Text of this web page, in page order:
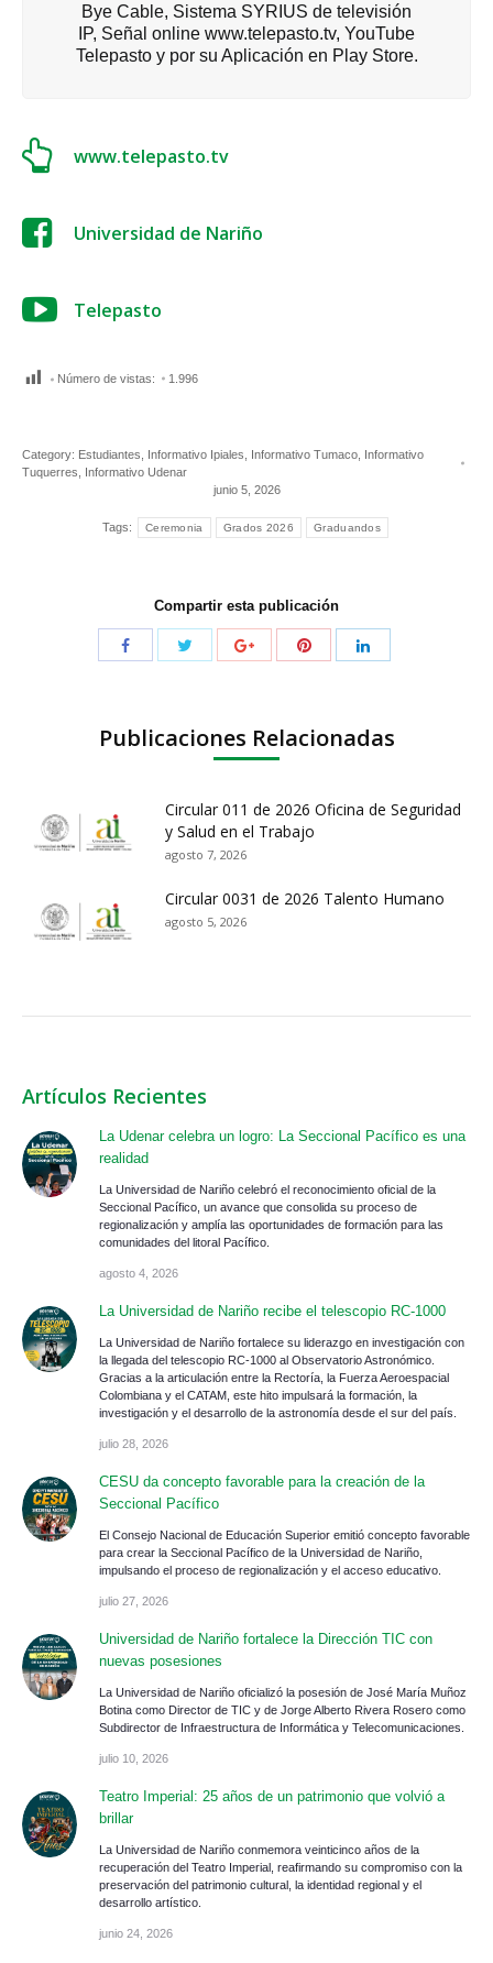
Bye Cable, Sistema SYRIUS de televisión
IP, Señal online www.telepasto.tv, YouTube
Telepasto y por su Aplicación en Play Store.
www.telepasto.tv
Universidad de Nariño
Telepasto
Número de vistas: 1.996
Category: Estudiantes Informativo Ipiales Informativo Tumaco Informativo
Tuquerres
Informativo Udenar
junio 5, 2026
Tags: Ceremonia Grados 2026 Graduandos
Compartir esta publicación
Publicaciones Relacionadas
Circular 011 de 2026 Oficina de Seguridad
y Salud en el Trabajo
agosto 7, 2026
Circular 0031 de 2026 Talento Humano
agosto 5, 2026
Artículos Recientes
La Udenar celebra un logro: La Seccional Pacífico es una
realidad
La Universidad de Nariño celebró el reconocimiento oficial de la
Seccional Pacífico, un avance que consolida su proceso de
regionalización y amplía las oportunidades de formación para las
comunidades del litoral Pacífico.
agosto 4, 2026
La Universidad de Nariño recibe el telescopio RC-1000
La Universidad de Nariño fortalece su liderazgo en investigación con
la llegada del telescopio RC-1000 al Observatorio Astronómico.
Gracias a la articulación entre la Rectoría, la Fuerza Aeroespacial
Colombiana y el CATAM, este hito impulsará la formación, la
investigación y el desarrollo de la astronomía desde el sur del país.
julio 28, 2026
CESU da concepto favorable para la creación de la
Seccional Pacífico
El Consejo Nacional de Educación Superior emitió concepto favorable
para crear la Seccional Pacífico de la Universidad de Nariño,
impulsando el proceso de regionalización y el acceso educativo.
julio 27, 2026
Universidad de Nariño fortalece la Dirección TIC con
nuevas posesiones
La Universidad de Nariño oficializó la posesión de José María Muñoz
Botina como Director de TIC y de Jorge Alberto Rivera Rosero como
Subdirector de Infraestructura de Informática y Telecomunicaciones.
julio 10, 2026
Teatro Imperial: 25 años de un patrimonio que volvió a
brillar
La Universidad de Nariño conmemora veinticinco años de la
recuperación del Teatro Imperial, reafirmando su compromiso con la
preservación del patrimonio cultural, la identidad regional y el
desarrollo artístico.
junio 24, 2026